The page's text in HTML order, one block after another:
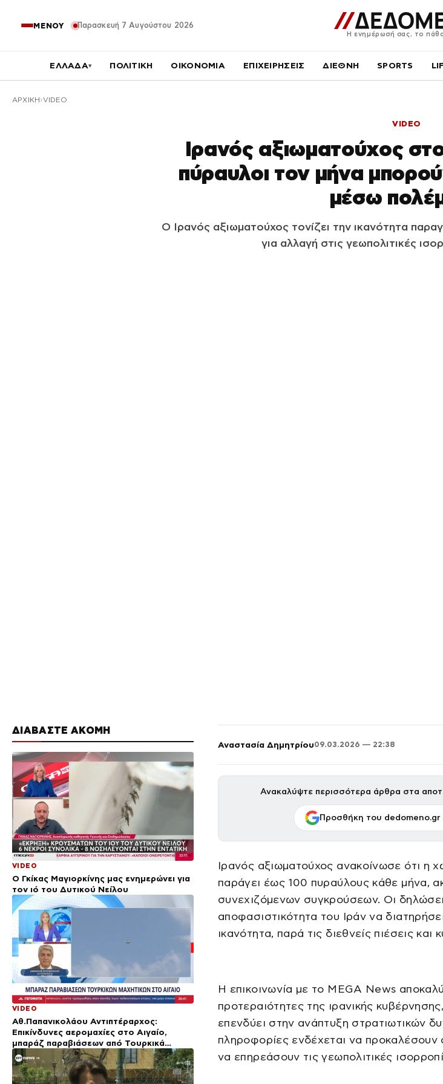
ΜΕΝΟΥ Παρασκευή 7 Αυγούστου 2026
Η ενημέρωσή σας, το
ΕΛΛΑΔΑ▾ ΠΟΛΙΤΙΚΗ ΟΙΚΟΝΟΜΙΑ ΕΠΙΧΕΙΡΗΣΕΙΣ ΔΙΕΘΝΗ SPORTS
ΑΡΧΙΚΉ VIDEO
VIDEO
Ιρανός αξιωματούχος
πύραυλοι τον μήνα
μέσω
Ο Ιρανός αξιωματούχος τονίζει την ικανότητα
για αλλαγή στις γεωπολιτικές
ΔΙΑΒΑΣΤΕ ΑΚΟΜΗ
VIDEO
Ο Γκίκας Μαγιορκίνης μας ενημερώνει για
τον ιό του Δυτικού Νείλου
VIDEO
Αθ.Παπανικολάου Αντιπτέραρχος:
Επικίνδυνες αερομαχίες στο Αιγαίο,
μπαράζ παραβιάσεων από Τουρκικά
μαχητικά
Αναστασία Δημητρίου09.03.2026 — 22:38
Ανακαλύψτε περισσότερα άρθρα στα
Προσθήκη του dedomeno.gr
Ιρανός αξιωματούχος ανακοίνωσε ότι η
παράγει έως 100 πυραύλους κάθε μήνα,
συνεχιζόμενων συγκρούσεων. Οι
αποφασιστικότητα του Ιράν να
ικανότητα, παρά τις διεθνείς πιέσεις και
Η επικοινωνία με το MEGA News
προτεραιότητες της ιρανικής
επενδύει στην ανάπτυξη στρατιωτικών
πληροφορίες ενδέχεται να προκαλέσουν
να επηρεάσουν τις γεωπολιτικές